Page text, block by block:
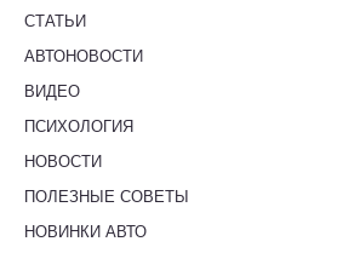
СТАТЬИ
АВТОНОВОСТИ
ВИДЕО
ПСИХОЛОГИЯ
НОВОСТИ
ПОЛЕЗНЫЕ СОВЕТЫ
НОВИНКИ АВТО